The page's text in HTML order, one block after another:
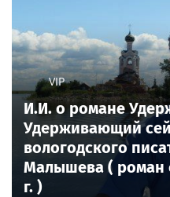
VIP
И.И. о романе
Удерживающий
вологодского
Малышева ( роман
г. )